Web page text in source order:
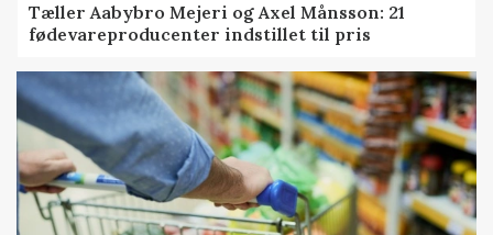
Tæller Aabybro Mejeri og Axel Månsson: 21
fødevareproducenter indstillet til pris